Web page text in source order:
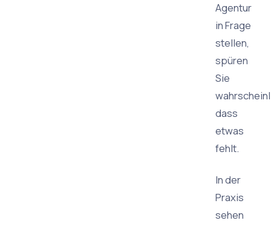
Agentur
in Frage
stellen,
spüren
Sie
dass
etwas
fehlt.
In der
Praxis
sehen